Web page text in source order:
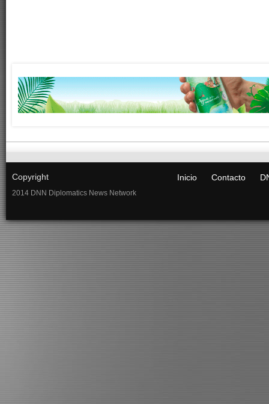
Copyright
2014 DNN Diplomatics News Network
Inicio Contacto